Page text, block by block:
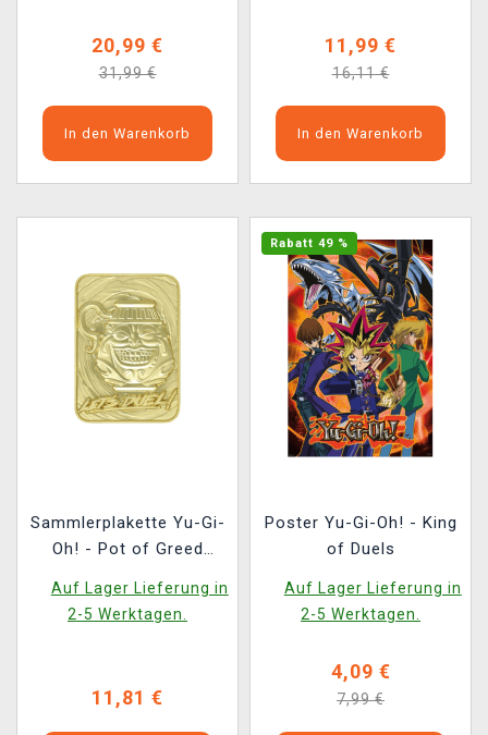
20,99 €
31,99 €
In den Warenkorb
11,99 €
16,11 €
In den Warenkorb
Sammlerplakette Yu-Gi-
Oh! - Pot of Greed
Auf Lager Lieferung in
2-5 Werktagen.
11,81 €
Rabatt 49 %
Poster Yu-Gi-Oh! - King
of Duels
Auf Lager Lieferung in
2-5 Werktagen.
4,09 €
7,99 €